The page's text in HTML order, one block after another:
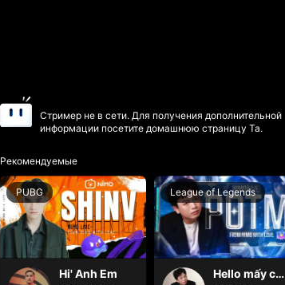
Стример не в сети. Для получения дополнительной
информации посетите домашнюю страницу Та.
Рекомендуемые
PUBG
Hi' Anh Em
League of Legends
Hello mấy cục Zàng nhaaa